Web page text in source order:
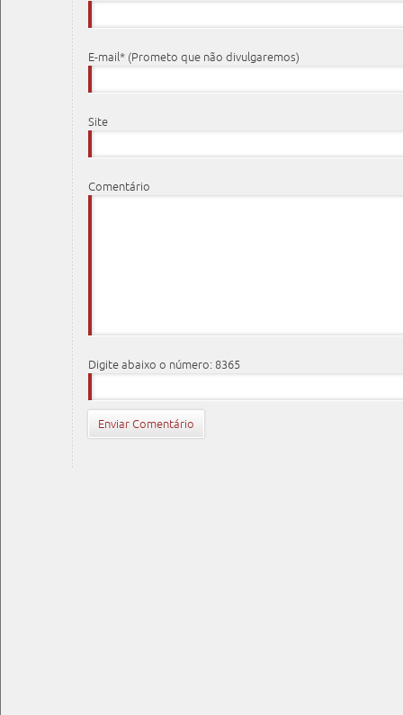
E-mail* (Prometo que não divulgaremos)
Site
Comentário
Digite abaixo o número: 8365